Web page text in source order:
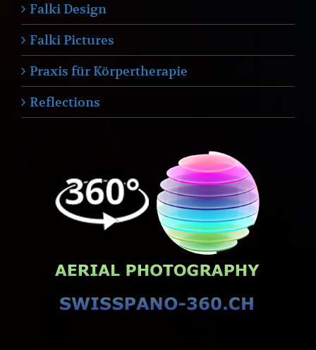
Falki Design
Falki Pictures
Praxis für Körpertherapie
Reflections